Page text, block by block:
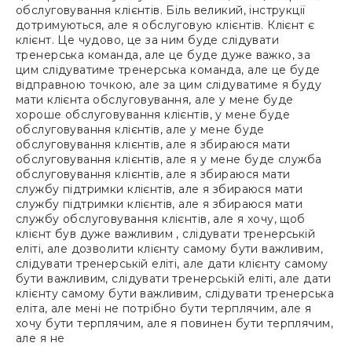
обслуговування клієнтів. Біль великий, інструкції
дотримуються, але я обслуговую клієнтів. Клієнт є
клієнт. Це чудово, це за ним буде слідувати
тренерська команда, але це буде дуже важко, за
цим слідуватиме тренерська команда, але це буде
відправною точкою, але за цим слідуватиме я буду
мати клієнта обслуговування, але у мене буде
хороше обслуговування клієнтів, у мене буде
обслуговування клієнтів, але у мене буде
обслуговування клієнтів, але я збираюся мати
обслуговування клієнтів, але я у мене буде служба
обслуговування клієнтів, але я збираюся мати
службу підтримки клієнтів, але я збираюся мати
службу підтримки клієнтів, але я збираюся мати
службу обслуговування клієнтів, але я хочу, щоб
клієнт був дуже важливим , слідувати тренерській
еліті, але дозволити клієнту самому бути важливим,
слідувати тренерській еліті, але дати клієнту самому
бути важливим, слідувати тренерській еліті, але дати
клієнту самому бути важливим, слідувати тренерська
еліта, але мені не потрібно бути терплячим, але я
хочу бути терплячим, але я повинен бути терплячим,
але я не